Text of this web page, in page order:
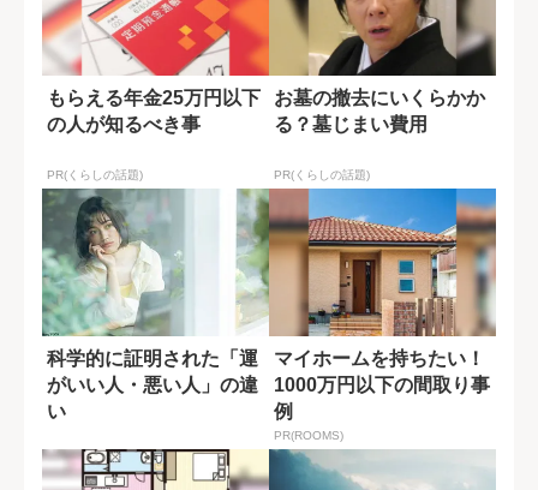
もらえる年金25万円以下
の人が知るべき事
PR(くらしの話題)
お墓の撤去にいくらかか
る？墓じまい費用
PR(くらしの話題)
科学的に証明された「運
がいい人・悪い人」の違
い
マイホームを持ちたい！
1000万円以下の間取り事
例
PR(ROOMS)